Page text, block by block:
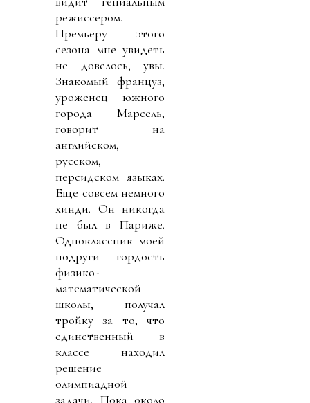
режиссером.
Премьеру этого
сезона мне увидеть
не довелось, увы.
Знакомый француз,
уроженец южного
города Марсель,
говорит на
английском,
русском,
персидском языках.
Еще совсем немного
хинди. Он никогда
не был в Париже.
Одноклассник моей
подруги – гордость
физико-
математической
школы, получал
тройку за то, что
единственный в
классе находил
решение
олимпиадной
задачи. Пока около